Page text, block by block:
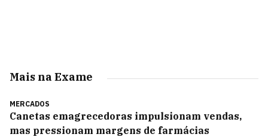
Mais na Exame
MERCADOS
Canetas emagrecedoras impulsionam vendas,
mas pressionam margens de farmácias